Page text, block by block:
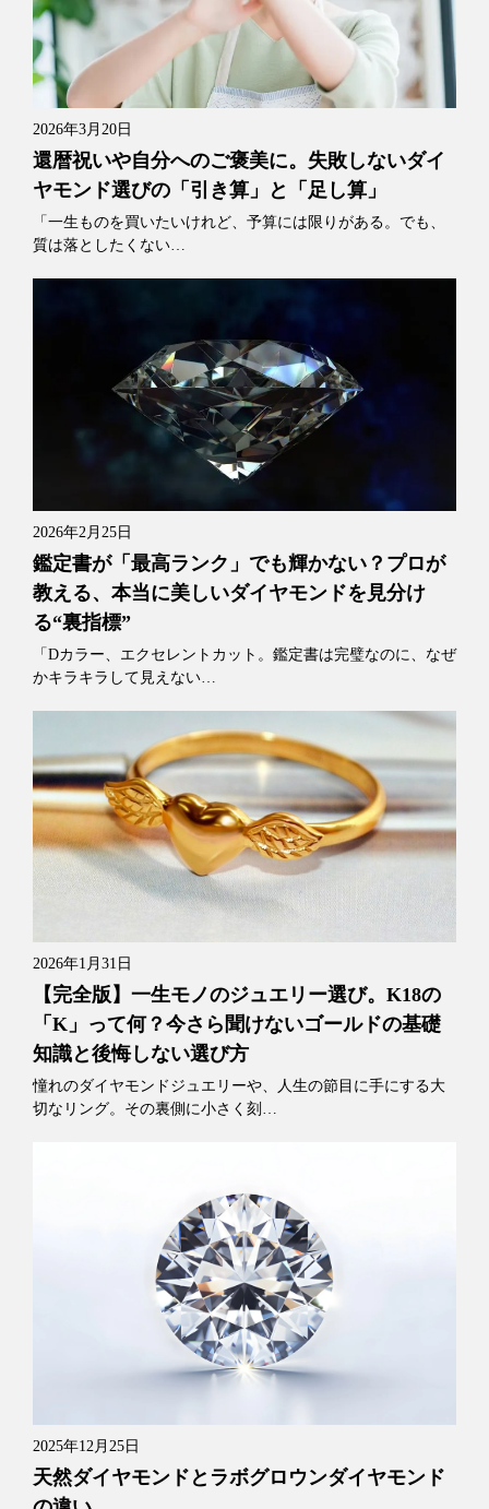
2026年3月20日
還暦祝いや自分へのご褒美に。失敗しないダイ
ヤモンド選びの「引き算」と「足し算」
「一生ものを買いたいけれど、予算には限りがある。でも、
質は落としたくない…
2026年2月25日
鑑定書が「最高ランク」でも輝かない？プロが
教える、本当に美しいダイヤモンドを見分け
る“裏指標”
「Dカラー、エクセレントカット。鑑定書は完璧なのに、なぜ
かキラキラして見えない…
2026年1月31日
【完全版】一生モノのジュエリー選び。K18の
「K」って何？今さら聞けないゴールドの基礎
知識と後悔しない選び方
憧れのダイヤモンドジュエリーや、人生の節目に手にする大
切なリング。その裏側に小さく刻…
2025年12月25日
天然ダイヤモンドとラボグロウンダイヤモンド